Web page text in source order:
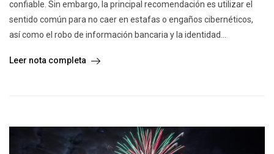
confiable. Sin embargo, la principal recomendación es utilizar el
sentido común para no caer en estafas o engaños cibernéticos,
así como el robo de información bancaria y la identidad...
Leer nota completa